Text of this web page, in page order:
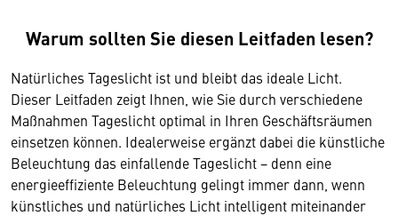
Warum sollten Sie diesen Leitfaden lesen?
Natürliches Tageslicht ist und bleibt das ideale Licht.
Dieser Leitfaden zeigt Ihnen, wie Sie durch verschiedene
Maßnahmen Tageslicht optimal in Ihren Geschäftsräumen
einsetzen können. Idealerweise ergänzt dabei die künstliche
Beleuchtung das einfallende Tageslicht − denn eine
energieeffiziente Beleuchtung gelingt immer dann, wenn
künstliches und natürliches Licht intelligent miteinander